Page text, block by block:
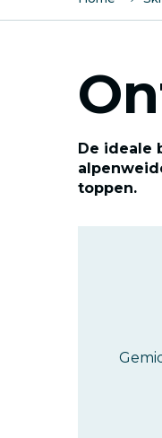
De ideale
toppen.